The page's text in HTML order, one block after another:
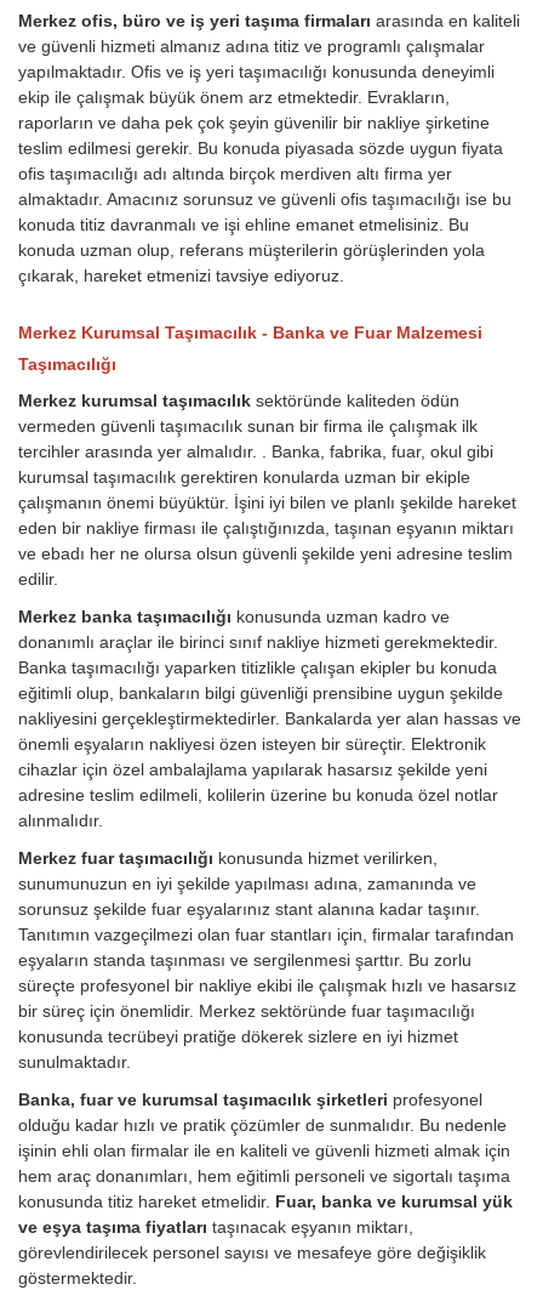
Merkez ofis, büro ve iş yeri taşıma firmaları arasında en kaliteli
ve güvenli hizmeti almanız adına titiz ve programlı çalışmalar
yapılmaktadır. Ofis ve iş yeri taşımacılığı konusunda deneyimli
ekip ile çalışmak büyük önem arz etmektedir. Evrakların,
raporların ve daha pek çok şeyin güvenilir bir nakliye şirketine
teslim edilmesi gerekir. Bu konuda piyasada sözde uygun fiyata
ofis taşımacılığı adı altında birçok merdiven altı firma yer
almaktadır. Amacınız sorunsuz ve güvenli ofis taşımacılığı ise bu
konuda titiz davranmalı ve işi ehline emanet etmelisiniz. Bu
konuda uzman olup, referans müşterilerin görüşlerinden yola
çıkarak, hareket etmenizi tavsiye ediyoruz.
Merkez Kurumsal Taşımacılık - Banka ve Fuar Malzemesi
Taşımacılığı
Merkez kurumsal taşımacılık sektöründe kaliteden ödün
vermeden güvenli taşımacılık sunan bir firma ile çalışmak ilk
tercihler arasında yer almalıdır. . Banka, fabrika, fuar, okul gibi
kurumsal taşımacılık gerektiren konularda uzman bir ekiple
çalışmanın önemi büyüktür. İşini iyi bilen ve planlı şekilde hareket
eden bir nakliye firması ile çalıştığınızda, taşınan eşyanın miktarı
ve ebadı her ne olursa olsun güvenli şekilde yeni adresine teslim
edilir.
Merkez banka taşımacılığı konusunda uzman kadro ve
donanımlı araçlar ile birinci sınıf nakliye hizmeti gerekmektedir.
Banka taşımacılığı yaparken titizlikle çalışan ekipler bu konuda
eğitimli olup, bankaların bilgi güvenliği prensibine uygun şekilde
nakliyesini gerçekleştirmektedirler. Bankalarda yer alan hassas ve
önemli eşyaların nakliyesi özen isteyen bir süreçtir. Elektronik
cihazlar için özel ambalajlama yapılarak hasarsız şekilde yeni
adresine teslim edilmeli, kolilerin üzerine bu konuda özel notlar
alınmalıdır.
Merkez fuar taşımacılığı konusunda hizmet verilirken,
sunumunuzun en iyi şekilde yapılması adına, zamanında ve
sorunsuz şekilde fuar eşyalarınız stant alanına kadar taşınır.
Tanıtımın vazgeçilmezi olan fuar stantları için, firmalar tarafından
eşyaların standa taşınması ve sergilenmesi şarttır. Bu zorlu
süreçte profesyonel bir nakliye ekibi ile çalışmak hızlı ve hasarsız
bir süreç için önemlidir. Merkez sektöründe fuar taşımacılığı
konusunda tecrübeyi pratiğe dökerek sizlere en iyi hizmet
sunulmaktadır.
Banka, fuar ve kurumsal taşımacılık şirketleri profesyonel
olduğu kadar hızlı ve pratik çözümler de sunmalıdır. Bu nedenle
işinin ehli olan firmalar ile en kaliteli ve güvenli hizmeti almak için
hem araç donanımları, hem eğitimli personeli ve sigortalı taşıma
konusunda titiz hareket etmelidir. Fuar, banka ve kurumsal yük
ve eşya taşıma fiyatları taşınacak eşyanın miktarı,
görevlendirilecek personel sayısı ve mesafeye göre değişiklik
göstermektedir.